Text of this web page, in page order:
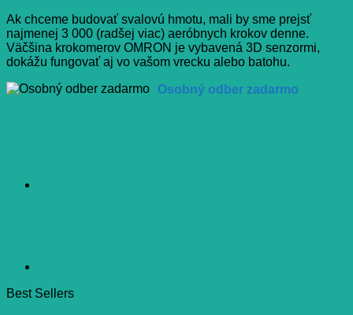
Ak chceme budovať svalovú hmotu, mali by sme prejsť
najmenej 3 000 (radšej viac) aeróbnych krokov denne.
Väčšina krokomerov OMRON je vybavená 3D senzormi,
dokážu fungovať aj vo vašom vrecku alebo batohu.
Osobný odber zadarmo
Best Sellers